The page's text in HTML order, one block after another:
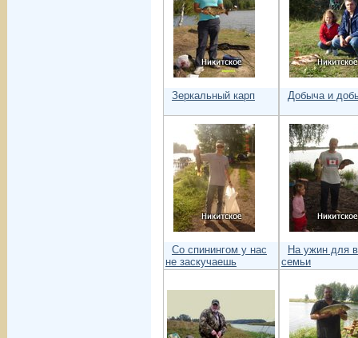
Зеркальный карп Добыча и
Со спинингом у нас
не заскучаешь
На ужин для
семьи